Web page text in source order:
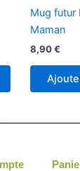
Mug futur
Maman
8,90€